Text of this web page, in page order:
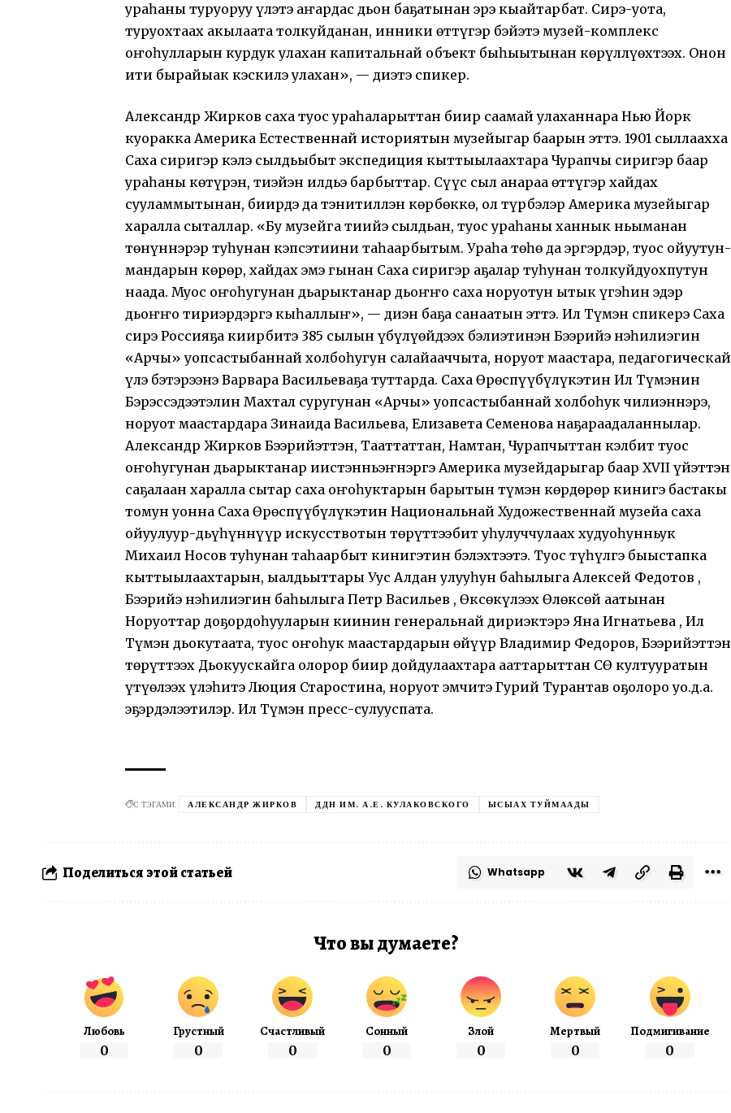
ураһаны туруоруу үлэтэ аҥардас дьон баҕатынан эрэ кыайтарбат. Сирэ-уота,
туруохтаах акылаата толкуйданан, инники өттүгэр бэйэтэ музей-комплекс
оҥоһулларын курдук улахан капитальнай объект быһыытынан көрүллүөхтээх. Онон
ити бырайыак кэскилэ улахан», — диэтэ спикер.
Александр Жирков саха туос ураһаларыттан биир саамай улаханнара Нью Йорк
куоракка Америка Естественнай историятын музейыгар баарын эттэ. 1901 сыллаахха
Саха сиригэр кэлэ сылдьыбыт экспедиция кыттыылаахтара Чурапчы сиригэр баар
ураһаны көтүрэн, тиэйэн илдьэ барбыттар. Сүүс сыл анараа өттүгэр хайдах
сууламмытынан, биирдэ да тэнитиллэн көрбөккө, ол түрбэлэр Америка музейыгар
харалла сыталлар. «Бу музейга тиийэ сылдьан, туос ураһаны ханнык ньыманан
төнүннэрэр туһунан кэпсэтиини таһаарбытым. Ураһа төһө да эргэрдэр, туос ойуутун-
мандарын көрөр, хайдах эмэ гынан Саха сиригэр аҕалар туһунан толкуйдуохпутун
наада. Муос оҥоһугунан дьарыктанар дьоҥҥо саха норуотун ытык үгэһин эдэр
дьоҥҥо тириэрдэргэ кыһаллыҥ», — диэн баҕа санаатын эттэ. Ил Түмэн спикерэ Саха
сирэ Россияҕа киирбитэ 385 cылын үбүлүөйдээх бэлиэтинэн Бээрийэ нэһилиэгин
«Арчы» уопсастыбаннай холбоһугун салайааччыта, норуот маастара, педагогическай
үлэ бэтэрээнэ Варвара Васильеваҕа туттарда. Саха Өрөспүүбүлүкэтин Ил Түмэнин
Бэрэссэдээтэлин Махтал суругунан «Арчы» уопсастыбаннай холбоһук чилиэннэрэ,
норуот маастардара Зинаида Васильева, Елизавета Семенова наҕараадаланнылар.
Александр Жирков Бээрийэттэн, Тааттаттан, Намтан, Чурапчыттан кэлбит туос
оҥоһугунан дьарыктанар иистэнньэҥнэргэ Америка музейдарыгар баар ХVII үйэттэн
саҕалаан харалла сытар саха оҥоһуктарын барытын түмэн көрдөрөр кинигэ бастакы
томун уонна Саха Өрөспүүбүлүкэтин Национальнай Художественнай музейа саха
ойуулуур-дьүһүннүүр искусствотын төрүттээбит уһулуччулаах худуоһунньук
Михаил Носов туһунан таһаарбыт кинигэтин бэлэхтээтэ. Туос түһүлгэ быыстапка
кыттыылаахтарын, ыалдьыттары Уус Алдан улууһун баһылыга Алексей Федотов ,
Бээрийэ нэһилиэгин баһылыга Петр Васильев , Өксөкүлээх Өлөксөй аатынан
Норуоттар доҕордоһууларын киинин генеральнай дириэктэрэ Яна Игнатьева , Ил
Түмэн дьокутаата, туос оҥоһук маастардарын өйүүр Владимир Федоров, Бээрийэттэн
төрүттээх Дьокуускайга олорор биир дойдулаахтара ааттарыттан СӨ култууратын
үтүөлээх үлэһитэ Люция Старостина, норуот эмчитэ Гурий Турантав оҕолоро уо.д.а.
эҕэрдэлээтилэр. Ил Түмэн пресс-сулууспата.
С ТЭГАМИ: АЛЕКСАНДР ЖИРКОВ ДДН ИМ. А.Е. КУЛАКОВСКОГО ЫСЫАХ ТУЙМААДЫ
Поделиться этой статьей Whatsapp
Что вы думаете?
Любовь
0
Грустный
0
Счастливый
0
Сонный
0
Злой
0
Мертвый
0
Подмигивание
0